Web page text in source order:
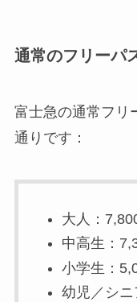
通常のフリーパ
富士急の通常フリ
通りです：
大人：
中高生：
小学生：
幼児／シニ